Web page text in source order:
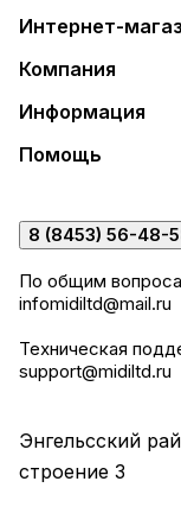
Интернет-
Компания
Информация
Помощь
8 (8453) 56-48-
По общим
infomidiltd@mail.ru
Техническая
support@midiltd.ru
Энгельсский
строение 3